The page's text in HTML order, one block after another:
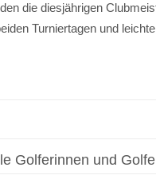
die diesjährigen
Turniertagen und
Golferinnen und